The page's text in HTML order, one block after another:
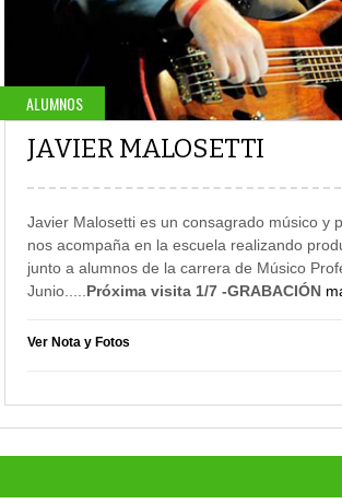
ALUMNOS
JAVIER MALOSETTI
Javier Malosetti es un consagrado músico y
nos acompaña en la escuela realizando
junto a alumnos de la carrera de Músico
Junio.....Próxima visita 1/7 -GRABACIÓN
Ver Nota y Fotos